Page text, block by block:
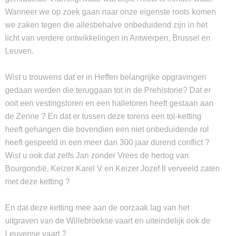
Wanneer we op zoek gaan naar onze eigenste roots komen
we zaken tegen die allesbehalve onbeduidend zijn in het
licht van verdere ontwikkelingen in Antwerpen, Brussel en
Leuven.
Wist u trouwens dat er in Heffen belangrijke opgravingen
gedaan werden die teruggaan tot in de Prehistorie? Dat er
ooit een vestingstoren en een halletoren heeft gestaan aan
de Zenne ? En dat er tussen deze torens een tol-ketting
heeft gehangen die bovendien een niet onbeduidende rol
heeft gespeeld in een meer dan 300 jaar durend conflict ?
Wist u ook dat zelfs Jan zonder Vrees de hertog van
Bourgondië, Keizer Karel V en Keizer Jozef II verveeld zaten
met deze ketting ?
En dat deze ketting mee aan de oorzaak lag van het
uitgraven van de Willebroekse vaart en uiteindelijk ook de
Leuvense vaart ?